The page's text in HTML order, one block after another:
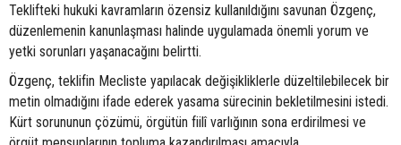
Teklifteki hukuki kavramların özensiz kullanıldığını savunan Özgenç,
düzenlemenin kanunlaşması halinde uygulamada önemli yorum ve
yetki sorunları yaşanacağını belirtti.
Özgenç, teklifin Mecliste yapılacak değişikliklerle düzeltilebilecek bir
metin olmadığını ifade ederek yasama sürecinin bekletilmesini istedi.
Kürt sorununun çözümü, örgütün fiilî varlığının sona erdirilmesi ve